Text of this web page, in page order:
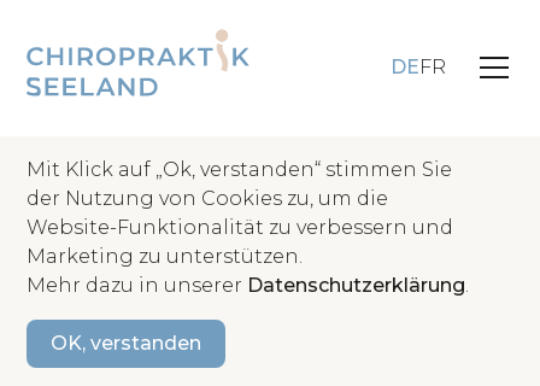
DEFR
Mit Klick auf „Ok, verstanden“ stimmen Sie
der Nutzung von Cookies zu, um die
Website-Funktionalität zu verbessern und
Marketing zu unterstützen.
Mehr dazu in unserer Datenschutzerklärung.
OK, verstanden
Zurück
Chiropraktorin
Dr. Kirsten Olesen